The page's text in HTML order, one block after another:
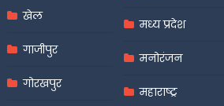
खेल
गाजीपुर
गोरखपुर
मध्य प्रदेश
मनोरंजन
महाराष्ट्र